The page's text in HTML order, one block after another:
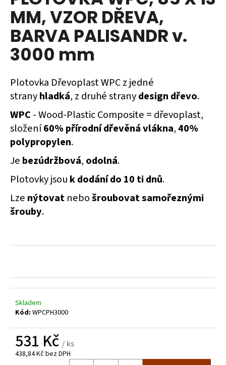
0,0
5
hvězdiček.
MM, VZOR DŘEVA,
BARVA PALISANDR v.
3000 mm
Plotovka Dřevoplast WPC z jedné
stranyhladká, z druhé stranydesign dřevo.
WPC - Wood-Plastic Composite = dřevoplast,
složení60% přírodní dřevěná vlákna,40%
polypropylen.
Je bezúdržbová, odolná.
Plotovky jsou k dodání do 10 ti dnů.
Lze nýtovat nebošroubovat samořeznými
šrouby.
Skladem
Kód: WPCPH3000
531 Kč / ks
438,84 Kč bez DPH
a
j
í
t
?
HLEDAT
D
p
o
r
u
j
ZELENÉ
POPLASTOVANÉ
IDEAL
1,65/2,5/ROLE
15M